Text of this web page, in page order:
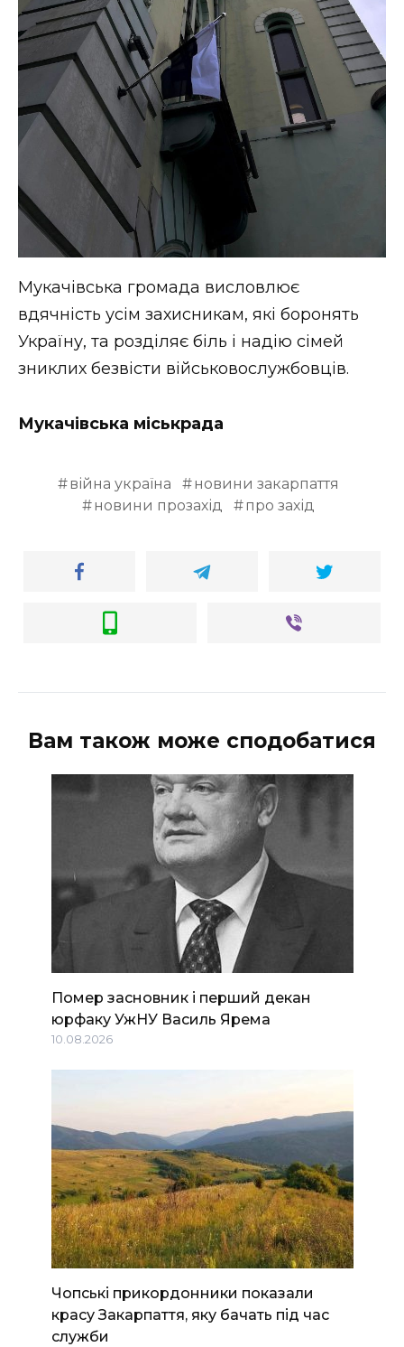
Мукачівська громада висловлює
вдячність усім захисникам, які боронять
Україну, та розділяє біль і надію сімей
зниклих безвісти військовослужбовців.
Мукачівська міськрада
війна україна
новини закарпаття
новини прозахід
про захід
Вам також може сподобатися
Помер засновник і перший декан
юрфаку УжНУ Василь Ярема
10.08.2026
Чопські прикордонники показали
красу Закарпаття, яку бачать під час
служби